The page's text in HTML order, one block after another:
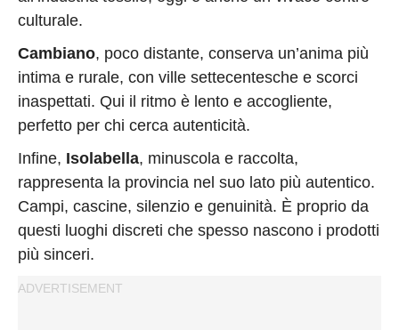
culturale.
Cambiano, poco distante, conserva un’anima più
intima e rurale, con ville settecentesche e scorci
inaspettati. Qui il ritmo è lento e accogliente,
perfetto per chi cerca autenticità.
Infine, Isolabella, minuscola e raccolta,
rappresenta la provincia nel suo lato più autentico.
Campi, cascine, silenzio e genuinità. È proprio da
questi luoghi discreti che spesso nascono i prodotti
più sinceri.